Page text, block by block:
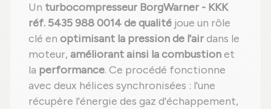
Un turbocompresseur BorgWarner - KKK
réf. 5435 988 0014 de qualité joue un rôle
clé en optimisant la pression de l'airdans le
moteur, améliorant ainsi la combustionet
la performance. Ce procédé fonctionne
avec deux hélices synchronisées : l'une
récupère l'énergie des gaz d'échappement,